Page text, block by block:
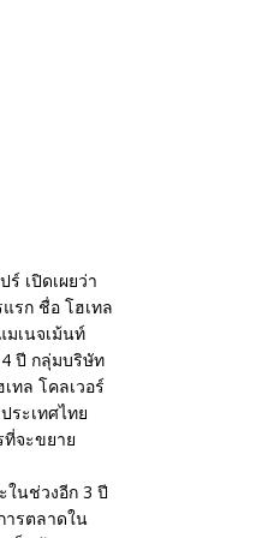
เปิดเผยว่า
รก ชื่อ โฮเทล
เนจเม้นท์
4 ปี กลุ่มบริษัท
ทล โคลเวอร์
ระเทศไทย
ที่จะขยาย
ในช่วงอีก 3 ปี
ารตลาดใน